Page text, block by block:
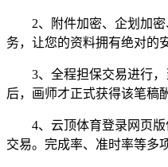
2、附件加密、企划加密
务，让您的资料拥有绝对的
3、全程担保交易进行，
后，画师才正式获得该笔稿酬
4、云顶体育登录网页版
交易。完成率、准时率等多